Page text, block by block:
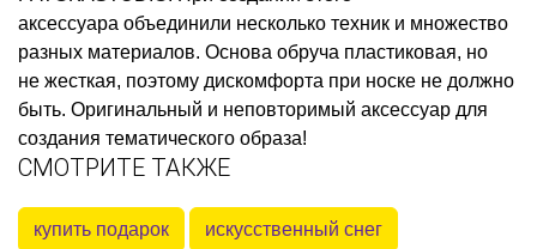
аксессуара объединили несколько техник и множество
разных материалов. Основа обруча пластиковая, но
не жесткая, поэтому дискомфорта при носке не должно
быть. Оригинальный и неповторимый аксессуар для
создания тематического образа!
СМОТРИТЕ ТАКЖЕ
купить подарок искусственный снег